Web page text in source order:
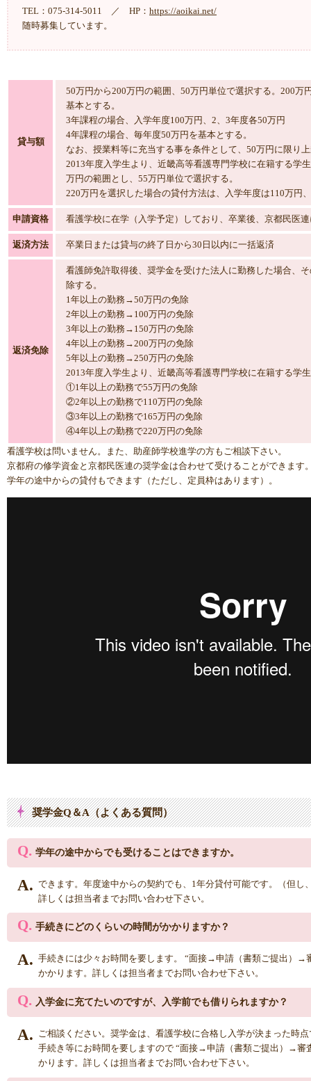
TEL：075-314-5011 ／ HP： https://aoikai.net/
随時募集しています。
貸与額
50万円から200万円の範囲、50万円単位で選択する。200万
基本とする。
3年課程の場合、入学年度100万円、2、3年度各50万円
4年課程の場合、毎年度50万円を基本とする。
なお、授業料等に充当する事を条件として、50万円に限り
2013年度入学生より、近畿高等看護専門学校に在籍する学
万円の範囲とし、55万円単位で選択する。
220万円を選択した場合の貸付方法は、入学年度は110万円
申請資格 看護学校に在学（入学予定）しており、卒業後、京都民医
返済方法 卒業日または貸与の終了日から30日以内に一括返済
返済免除
看護師免許取得後、奨学金を受けた法人に勤務した場合、
除する。
1年以上の勤務→50万円の免除
2年以上の勤務→100万円の免除
3年以上の勤務→150万円の免除
4年以上の勤務→200万円の免除
5年以上の勤務→250万円の免除
2013年度入学生より、近畿高等看護専門学校に在籍する学
①1年以上の勤務で55万円の免除
②2年以上の勤務で110万円の免除
③3年以上の勤務で165万円の免除
④4年以上の勤務で220万円の免除
看護学校は問いません。また、助産師学校進学の方もご相談下さい。
京都府の修学資金と京都民医連の奨学金は合わせて受けることができます
学年の途中からの貸付もできます（ただし、定員枠はあります）。
奨学金Q＆A（よくある質問）
Q. 学年の途中からでも受けることはできますか。
A. できます。年度途中からの契約でも、1年分貸付可能です。（但し
詳しくは担当者までお問い合わせ下さい。
Q. 手続きにどのくらいの時間がかかりますか？
A. 手続きには少々お時間を要します。 “面接→申請（書類ご提出）→
かかります。詳しくは担当者までお問い合わせ下さい。
Q. 入学金に充てたいのですが、入学前でも借りられますか？
A.
ご相談ください。奨学金は、看護学校に合格し入学が決まった時
手続き等にお時間を要しますので “面接→申請（書類ご提出）→審
かります。詳しくは担当者までお問い合わせ下さい。